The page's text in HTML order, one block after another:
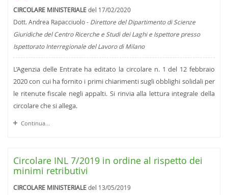
CIRCOLARE MINISTERIALEdel 17/02/2020
Dott. Andrea Rapacciuolo - Direttore del Dipartimento di Scienze
Giuridiche del Centro Ricerche e Studi dei Laghi e Ispettore presso
Ispettorato Interregionale del Lavoro di Milano
L’Agenzia delle Entrate ha editato la circolare n. 1 del 12 febbraio
2020 con cui ha fornito i primi chiarimenti sugli obblighi solidali per
le ritenute fiscale negli appalti. Si rinvia alla lettura integrale della
circolare che si allega.
Continua...
Circolare INL 7/2019 in ordine al rispetto dei
minimi retributivi
CIRCOLARE MINISTERIALEdel 13/05/2019